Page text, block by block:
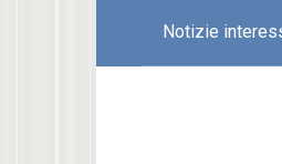
Notizie